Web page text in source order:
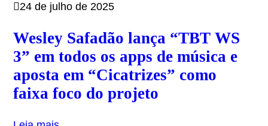
24 de julho de 2025
Wesley Safadão lança “TBT WS
3” em todos os apps de música e
aposta em “Cicatrizes” como
faixa foco do projeto